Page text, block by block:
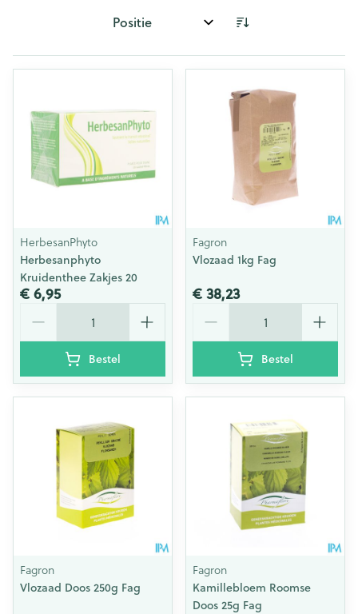
Sorteer op:
HerbesanPhyto
Herbesanphyto
Kruidenthee Zakjes 20
€ 6,95
Bestel
Fagron
Vlozaad 1kg Fag
€ 38,23
Bestel
Fagron
Vlozaad Doos 250g Fag
Fagron
Kamillebloem Roomse
Doos 25g Fag